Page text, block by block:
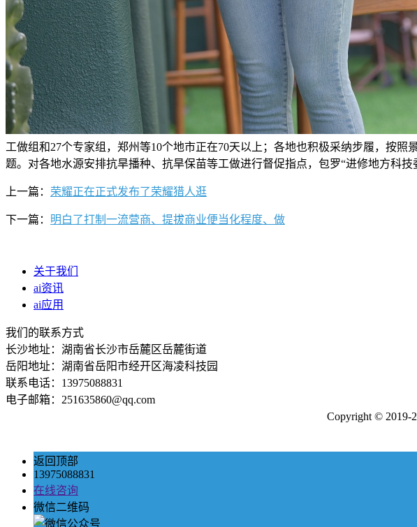
工做组和27个专家组，郑州等10个地市正在70天以上；各地也积极采纳步履，按
题。对各地水源安排抗旱播种、抗旱保苗等工做进行督促指点，包罗“进修地方科
上一篇： 荣耀正在正式发布了荣耀猎人逛
下一篇： 明白了打制一流营商、提拔商业便当化程度、做
关于我们
ai资讯
ai应用
我们的联系方式
长沙地址：湖南省长沙市岳麓区岳麓街道
岳阳地址：湖南省岳阳市经开区海凌科技园
联系电话：13975088831
电子邮箱：251635860@qq.com
Copyright © 2019-
返回顶部
13975088831
在线咨询
微信二维码